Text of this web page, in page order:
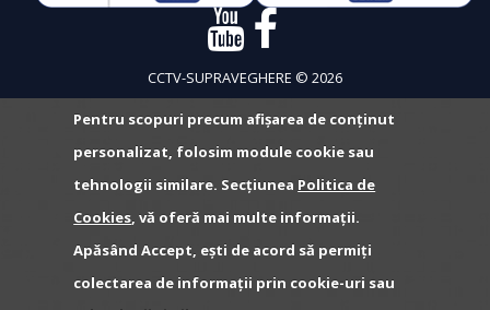
CCTV-SUPRAVEGHERE © 2026
Pentru scopuri precum afișarea de conținut
personalizat, folosim module cookie sau
tehnologii similare. Secțiunea Politica de
Cookies, vă oferă mai multe informații.
Apăsând Accept, ești de acord să permiți
colectarea de informații prin cookie-uri sau